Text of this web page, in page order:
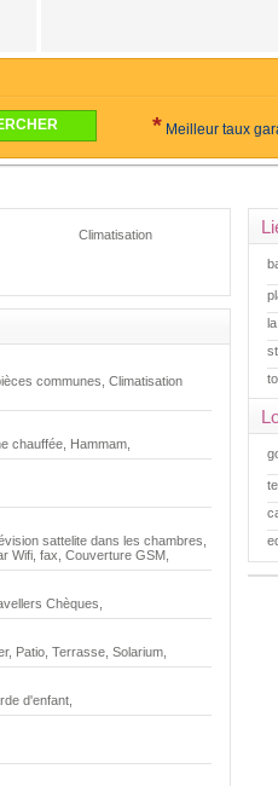
* Meilleur taux
Climatisation
communes, Climatisation
chauffée, Hammam,
sattelite dans les chambres,
Wifi, fax, Couverture GSM,
Chèques,
Patio, Terrasse, Solarium,
d'enfant,